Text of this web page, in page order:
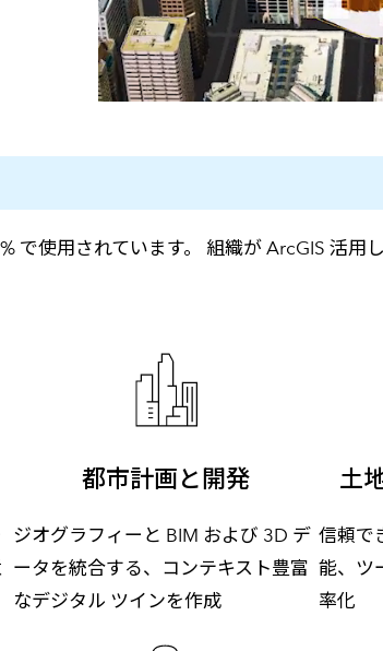
で使用されています。 組織が ArcGIS 活用
都市計画と開発
ジオグラフィーと BIM および 3D デ
ータを統合する、コンテキスト豊富
なデジタル ツインを作成
土
信頼で
能、ツ
率化